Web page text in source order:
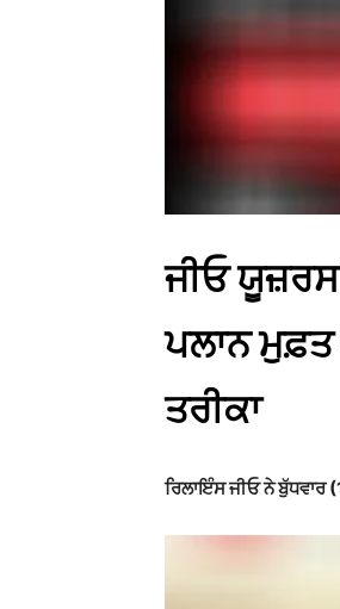
ਜੀਓ ਯੂਜ਼ਰਸ
ਪਲਾਨ
ਤਰੀਕਾ
ਰਿਲਾਇੰਸ ਜੀਓ ਨੇ